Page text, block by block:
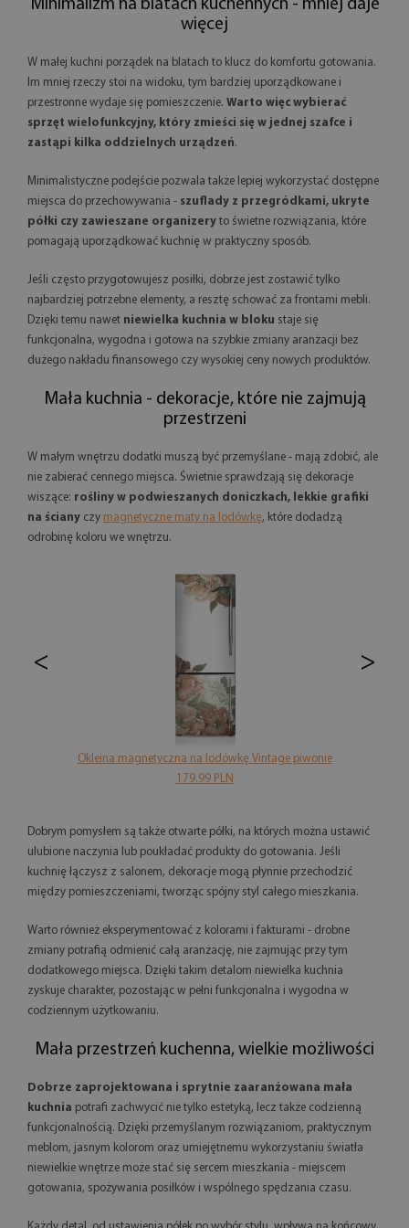
Minimalizm na blatach kuchennych - mniej daje
więcej
W małej kuchni porządek na blatach to klucz do komfortu gotowania.
Im mniej rzeczy stoi na widoku, tym bardziej uporządkowane i
przestronne wydaje się pomieszczenie. Warto więc wybierać
sprzęt wielofunkcyjny, który zmieści się w jednej szafce i
zastąpi kilka oddzielnych urządzeń.
Minimalistyczne podejście pozwala także lepiej wykorzystać dostępne
miejsca do przechowywania - szuflady z przegródkami, ukryte
półki czy zawieszane organizery to świetne rozwiązania, które
pomagają uporządkować kuchnię w praktyczny sposób.
Jeśli często przygotowujesz posiłki, dobrze jest zostawić tylko
najbardziej potrzebne elementy, a resztę schować za frontami mebli.
Dzięki temu nawet niewielka kuchnia w bloku staje się
funkcjonalna, wygodna i gotowa na szybkie zmiany aranżacji bez
dużego nakładu finansowego czy wysokiej ceny nowych produktów.
Mała kuchnia - dekoracje, które nie zajmują
przestrzeni
W małym wnętrzu dodatki muszą być przemyślane - mają zdobić, ale
nie zabierać cennego miejsca. Świetnie sprawdzają się dekoracje
wiszące: rośliny w podwieszanych doniczkach, lekkie grafiki
na ściany czy magnetyczne maty na lodówkę, które dodadzą
odrobinę koloru we wnętrzu.
Okleina magnetyczna na lodówkę Vintage piwonie
179.99 PLN
< >
Dobrym pomysłem są także otwarte półki, na których można ustawić
ulubione naczynia lub poukładać produkty do gotowania. Jeśli
kuchnię łączysz z salonem, dekoracje mogą płynnie przechodzić
między pomieszczeniami, tworząc spójny styl całego mieszkania.
Warto również eksperymentować z kolorami i fakturami - drobne
zmiany potrafią odmienić całą aranżację, nie zajmując przy tym
dodatkowego miejsca. Dzięki takim detalom niewielka kuchnia
zyskuje charakter, pozostając w pełni funkcjonalna i wygodna w
codziennym użytkowaniu.
Mała przestrzeń kuchenna, wielkie możliwości
Dobrze zaprojektowana i sprytnie zaaranżowana mała
kuchnia potrafi zachwycić nie tylko estetyką, lecz także codzienną
funkcjonalnością. Dzięki przemyślanym rozwiązaniom, praktycznym
meblom, jasnym kolorom oraz umiejętnemu wykorzystaniu światła
niewielkie wnętrze może stać się sercem mieszkania - miejscem
gotowania, spożywania posiłków i wspólnego spędzania czasu.